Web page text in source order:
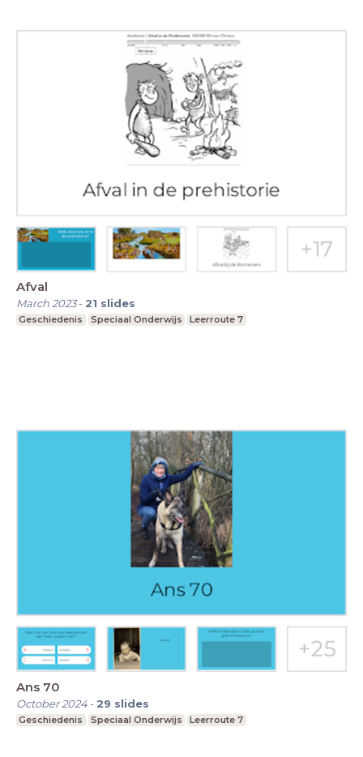
Afval
March 2023- 21 slides
Geschiedenis Speciaal Onderwijs Leerroute 7
Ans 70
October 2024- 29 slides
Geschiedenis Speciaal Onderwijs Leerroute 7